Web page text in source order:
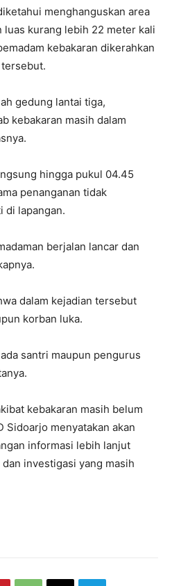
menghanguskan area
kurang lebih 22 meter kali
kebakaran dikerahkan
gedung lantai tiga,
kebakaran masih dalam
hingga pukul 04.45
penanganan tidak
di lapangan.
berjalan lancar dan
dalam kejadian tersebut
korban luka.
santri maupun pengurus
kebakaran masih belum
Sidoarjo menyatakan akan
informasi lebih lanjut
investigasi yang masih